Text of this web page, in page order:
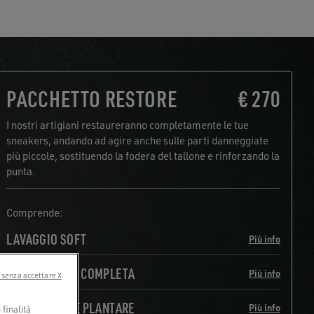
PACCHETTO RESTORE € 270
I nostri artigiani restaureranno completamente le tue
sneakers, andando ad agire anche sulle parti danneggiate
più piccole, sostituendo la fodera del tallone e rinforzando la
punta.
Comprende:
LAVAGGIO SOFT Più info
RISUOLATURA COMPLETA Più info
SOSTITUZIONE PLANTARE Più info
finalità
accettare X